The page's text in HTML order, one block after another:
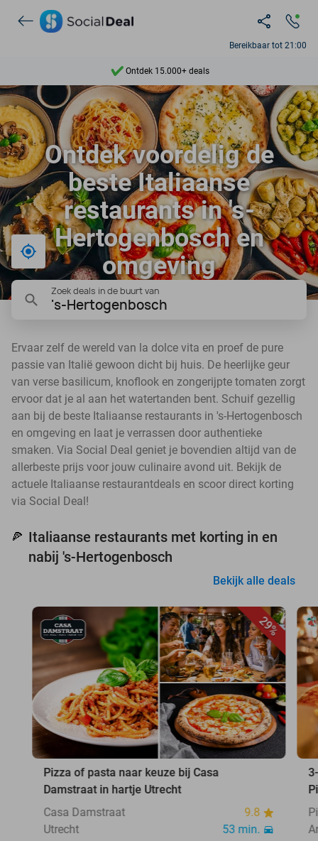
Bereikbaar tot 21:00
Ontdek 15.000+ deals
7 dagen per week beschikbaar
10+ miljoen leden
9,4
Ontdek 15.000+ deals
Ontdek voordelig de
beste Italiaanse
restaurants in 's-
Hertogenbosch en
omgeving
Bij mij in de buurt
Zoek deals in de buurt van
's-Hertogenbosch
Ervaar zelf de wereld van la dolce vita en proef de pure
passie van Italië gewoon dicht bij huis. De heerlijke geur
van verse basilicum, knoflook en zongerijpte tomaten zorgt
ervoor dat je al aan het watertanden bent. Schuif gezellig
aan bij de beste Italiaanse restaurants in 's-Hertogenbosch
en omgeving en laat je verrassen door authentieke
smaken. Via Social Deal geniet je bovendien altijd van de
allerbeste prijs voor jouw culinaire avond uit. Bekijk de
actuele Italiaanse restaurantdeals en scoor direct korting
via Social Deal!
🍕 Italiaanse restaurants met korting in en
nabij 's-Hertogenbosch
Bekijk alle deals
29%
Pizza of pasta naar keuze bij Casa
Damstraat in hartje Utrecht
Casa Damstraat
9.8
Utrecht
53 min.